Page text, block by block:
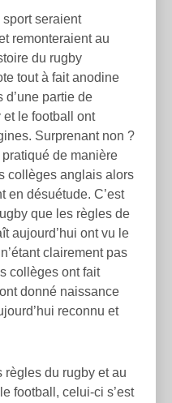
seraient
remonteraient au
du rugby
tout à fait anodine
d’une partie de
et le football ont
Surprenant non ?
de manière
collèges anglais alors
en désuétude. C’est
que les règles de
aujourd’hui ont vu le
clairement pas
collèges ont fait
donné naissance
reconnu et
règles du rugby et au
football, celui-ci s’est